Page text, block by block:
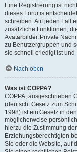
Eine Registrierung ist
dieses Forums
schreiben. Auf jeden Fall
zusätzliche Funktionen,
Avatarbilder, Private
zu Benutzergruppen und
sie schnell erledigt ist und
Nach oben
Was ist COPPA?
COPPA, ausgeschrieben
(deutsch: Gesetz zum
1998) ist ein Gesetz in
möglicherweise
hierzu die Zustimmung
Erziehungsberechtigten
Sie oder die Website, auf